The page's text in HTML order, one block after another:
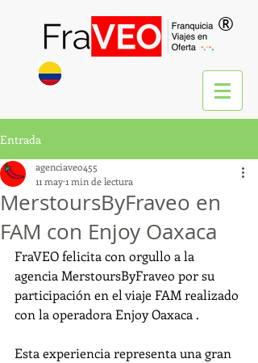
®
Entrada
MerstoursByFraveo en
FAM con Enjoy Oaxaca
agenciaveo455
11 may1 min de lectura
FraVEO felicita con orgullo a la
agencia MerstoursByFraveo por su
participación en el viaje FAM realizado
con la operadora Enjoy Oaxaca .
Esta experiencia representa una gran